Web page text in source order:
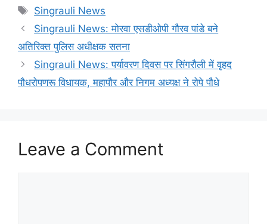
Tags
Singrauli News
Singrauli News: मोरवा एसडीओपी गौरव पांडे बने
अतिरिक्त पुलिस अधीक्षक सतना
Singrauli News: पर्यावरण दिवस पर सिंगरौली में वृहद
पौधरोपणरू विधायक, महापौर और निगम अध्यक्ष ने रोपे पौधे
Leave a Comment